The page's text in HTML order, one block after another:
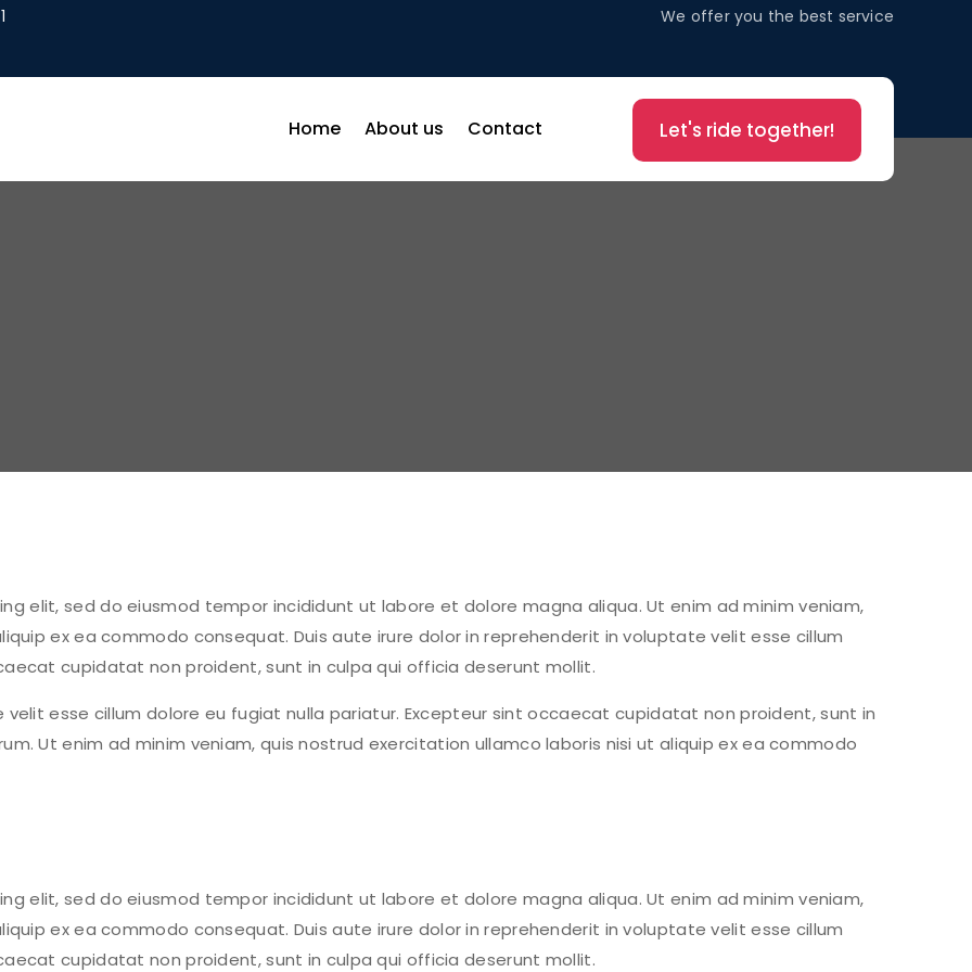
We offer you the best service
Home About us Contact Let's ride together!
elit, sed do eiusmod tempor incididunt ut labore et dolore magna aliqua. Ut enim ad minim veniam,
ex ea commodo consequat. Duis aute irure dolor in reprehenderit in voluptate velit esse cillum
cupidatat non proident, sunt in culpa qui officia deserunt mollit.
esse cillum dolore eu fugiat nulla pariatur. Excepteur sint occaecat cupidatat non proident, sunt in
Ut enim ad minim veniam, quis nostrud exercitation ullamco laboris nisi ut aliquip ex ea commodo
elit, sed do eiusmod tempor incididunt ut labore et dolore magna aliqua. Ut enim ad minim veniam,
ex ea commodo consequat. Duis aute irure dolor in reprehenderit in voluptate velit esse cillum
cupidatat non proident, sunt in culpa qui officia deserunt mollit.